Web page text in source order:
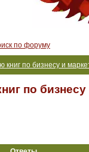
по форуму
по бизнесу и
по бизнесу